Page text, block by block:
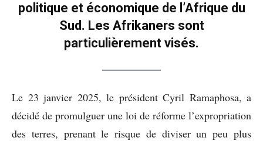
politique et économique de l’Afrique du
Sud. Les Afrikaners sont
particulièrement visés.
Le 23 janvier 2025, le président Cyril Ramaphosa, a
décidé de promulguer une loi de réforme l’expropriation
des terres, prenant le risque de diviser un peu plus